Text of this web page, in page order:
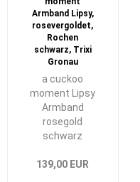
a cuckoo
moment Lipsy
Armband
rosegold
schwarz
139,00 EUR